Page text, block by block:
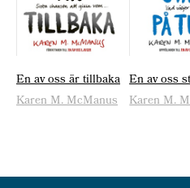
En av oss är tillbaka
Karen M. McManus
Karen M.